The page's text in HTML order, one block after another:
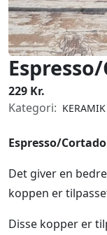
229 Kr.
Kategori: KERAMIK
Espresso/Cortado
Det giver en
koppen er
Disse kopper er